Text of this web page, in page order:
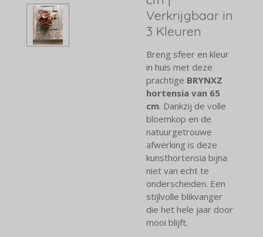
Verkrijgbaar in
3 Kleuren
Breng sfeer en kleur
in huis met deze
prachtige BRYNXZ
hortensia van 65
cm. Dankzij de volle
bloemkop en de
natuurgetrouwe
afwerking is deze
kunsthortensia bijna
niet van echt te
onderscheiden. Een
stijlvolle blikvanger
die het hele jaar door
mooi blijft.